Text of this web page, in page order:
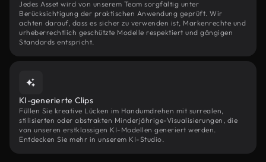
Jedes Asset wird von unserem Team sorgfältig unter
Berücksichtigung der praktischen Anwendung geprüft. Wir
achten darauf, dass es sicher zu verwenden ist, Markenrechte und
urheberrechtlich geschützte Modelle respektiert und gängigen
Standards entspricht.
KI-generierte Clips
Füllen Sie kreative Lücken im Handumdrehen mit surrealen,
stilisierten oder abstrakten Minderjährige-Visualisierungen, die
von unseren erstklassigen KI-Modellen generiert werden.
Entdecken Sie mehr in unserem KI-Studio.